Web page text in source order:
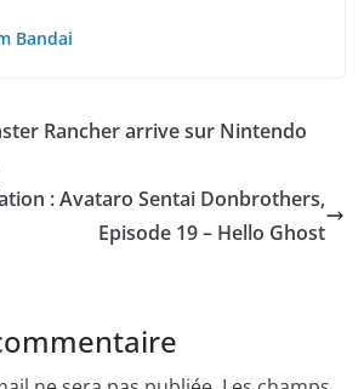
Bandai
Rancher arrive sur Nintendo
: Avataro Sentai Donbrothers,
Episode 19 – Hello Ghost